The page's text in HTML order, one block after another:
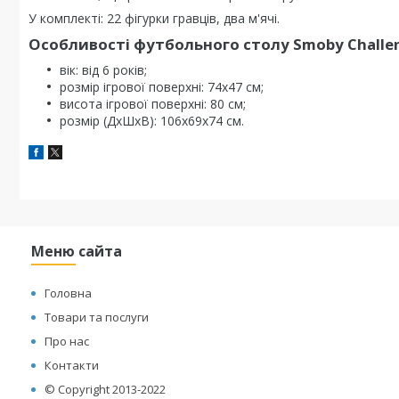
У комплекті: 22 фігурки гравців, два м'ячі.
Особливості футбольного столу Smoby
вік: від 6 років;
розмір ігрової поверхні: 74х47 см;
висота ігрової поверхні: 80 см;
розмір (ДхШхВ): 106х69х74 см.
Меню сайта
Головна
Товари та послуги
Про нас
Контакти
© Copyright 2013-2022